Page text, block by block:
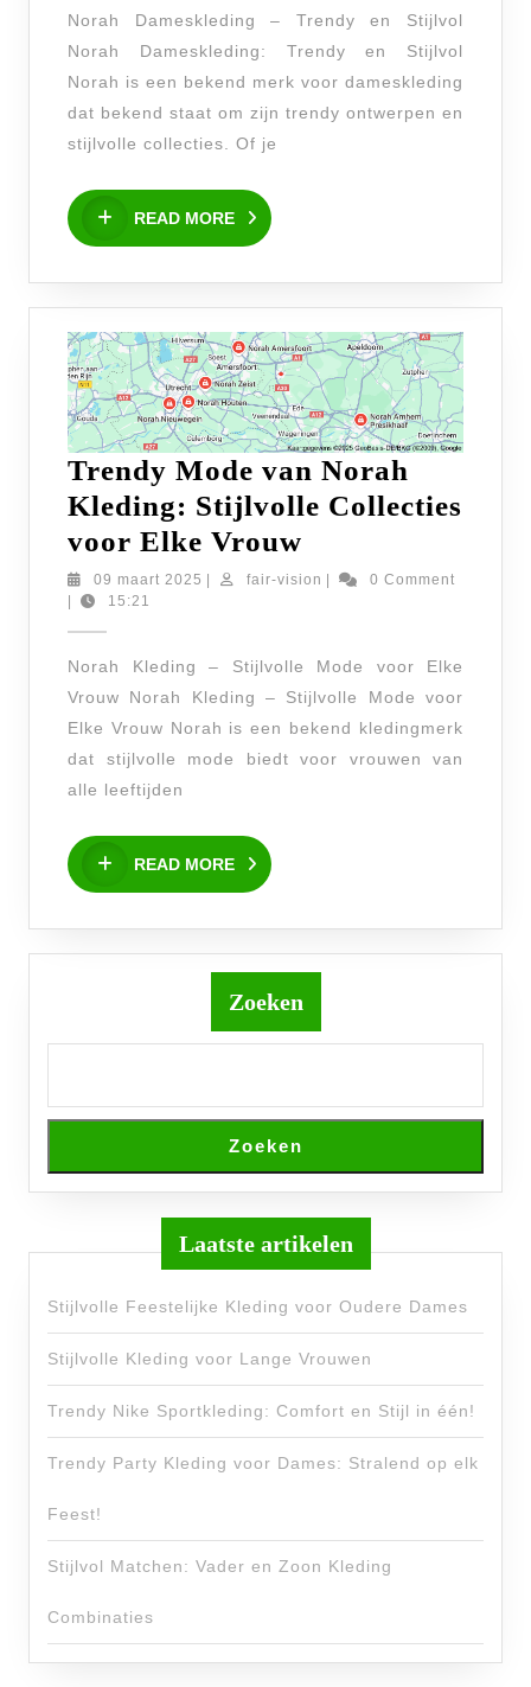
en
Comfortabel
Norah Dameskleding – Trendy en Stijlvol
Norah Dameskleding: Trendy en Stijlvol
Norah is een bekend merk voor dameskleding
dat bekend staat om zijn trendy ontwerpen en
stijlvolle collecties. Of je
READ MORE
READ
MORE
Trendy Mode van Norah
Kleding: Stijlvolle Collecties
voor Elke Vrouw
Mode
Kleding:
Stijlvolle
Collecties
09 maart 2025 09
fair-vision fair-
0 Comment
15:21
Norah Kleding – Stijlvolle Mode voor Elke
Vrouw Norah Kleding – Stijlvolle Mode voor
Elke Vrouw Norah is een bekend kledingmerk
dat stijlvolle mode biedt voor vrouwen van
alle leeftijden
READ MORE
READ
MORE
Zoeken
Zoeken
Laatste artikelen
Stijlvolle Feestelijke Kleding voor Oudere Dames
Stijlvolle Kleding voor Lange Vrouwen
Trendy Nike Sportkleding: Comfort en Stijl in één!
Trendy Party Kleding voor Dames: Stralend op elk
Feest!
Stijlvol Matchen: Vader en Zoon Kleding
Combinaties